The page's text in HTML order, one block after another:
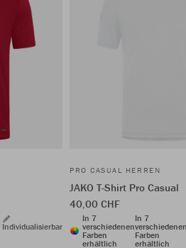
Individualisierbar
PRO CASUAL HERREN
JAKO T-Shirt Pro Casual
40,00 CHF
In 7
verschiedenen
Farben
erhältlich
In 7
Farben
erhältlich